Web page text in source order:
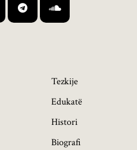
Tezkije
Edukatë
Histori
Biografi